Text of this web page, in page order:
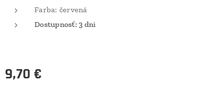
Farba: červená
Dostupnosť: 3 dni
9,70 €